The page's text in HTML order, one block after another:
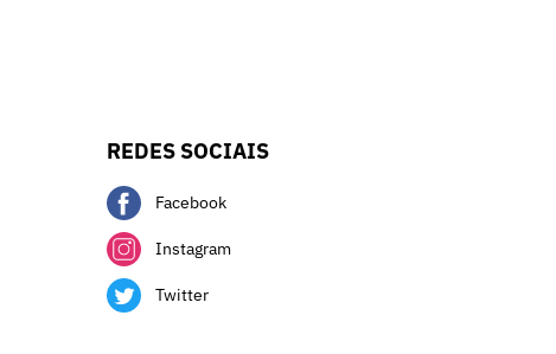
REDES SOCIAIS
Facebook
Instagram
Twitter